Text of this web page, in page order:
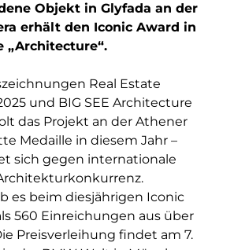
Michael Ritter
Wohnungsgesellschaft
Kultursommer
München GmbH & Co. KG
Objekt in Glyfada an der
erhält den Iconic Award in
„Architecture“.
Real Estate
und BIG SEE Architecture
das Projekt an der Athener
Medaille in diesem Jahr –
sich gegen internationale
es beim diesjährigen Iconic
560 Einreichungen aus über
Preisverleihung findet am 7.